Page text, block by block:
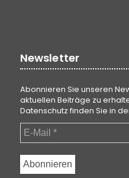
Newsletter
Abonnieren Sie unseren
aktuellen Beiträge zu
Datenschutz finden Sie in